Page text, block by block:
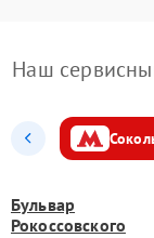
Наш
Бульвар
Рокоссовского